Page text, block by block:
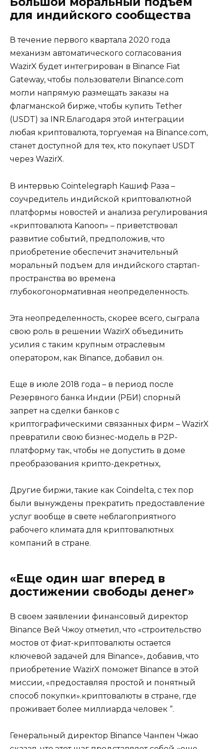
для индийского сообщества
В течение первого квартала 2020 года
механизм автоматического согласования
WazirX будет интегрирован в Binance Fiat
Gateway, чтобы пользователи Binance.com
могли напрямую размещать заказы на
флагманской бирже, чтобы купить Tether
(USDT) за INR.Благодаря этой интеграции
любая криптовалюта, торгуемая на Binance.com,
станет доступной для тех, кто покупает USDT
через WazirX.
В интервью Cointelegraph Кашиф Раза –
соучредитель индийской криптовалютной
платформы новостей и анализа регулирования
«криптовалюта Kanoon» – приветствовал
развитие событий, предположив, что
приобретение обеспечит значительный
моральный подъем для индийского стартап-
пространства во времена
глубокогонормативная неопределенность.
Эта неопределенность, скорее всего, сыграла
свою роль в решении WazirX объединить
усилия с таким крупным отраслевым
оператором, как Binance, добавил он.
Еще в июле 2018 года – в период после
Резервного банка Индии (РБИ) спорный
запрет на сделки банков с
криптографическими связанных фирм – WazirX
превратили свою бизнес-модель в P2P-
платформу так, чтобы не допустить в доме
преобразования крипто-декретных,
Другие биржи, такие как Coindelta, с тех пор
были вынуждены прекратить предоставление
услуг вообще в свете неблагоприятного
рабочего климата для криптовалютных
компаний в стране.
«Еще один шаг вперед в
достижении свободы денег»
В своем заявлении финансовый директор
Binance Вей Чжоу отметил, что «строительство
мостов от фиат-криптовалюты остается
ключевой задачей для Binance», добавив, что
приобретение WazirX поможет Binance в этой
миссии, «предоставляя простой и понятный
способ покупки».криптовалюты в стране, где
проживает более миллиарда человек “.
Генеральный директор Binance Чанпен Чжао